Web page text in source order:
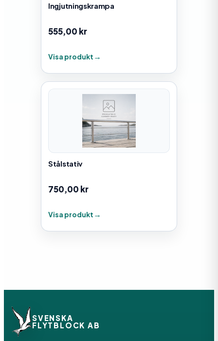
Ingjutningskrampa
555,00 kr
Visa produkt
Stålstativ
750,00 kr
Visa produkt
SVENSKA
FLYTBLOCK AB